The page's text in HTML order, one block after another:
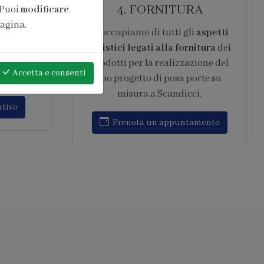
di
sistema
IFT
6. ASSISTENZA
Garantiamoassistenza post
vendita continuativa,
intervenendo rapidamente su ogni
tipo di problematica relativa al
progetto di posa porte su misura a
Scandicci.
modificare
Accettae consenti